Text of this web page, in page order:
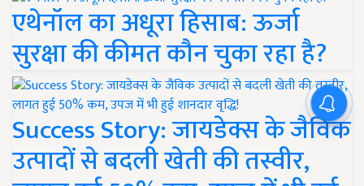
एथेनॉल का अधूरा हिसाब: ऊर्जा
सुरक्षा की कीमत कौन चुका रहा है?
Success Story: जायडेक्स के जैविक
उत्पादों से बदली खेती की तस्वीर,